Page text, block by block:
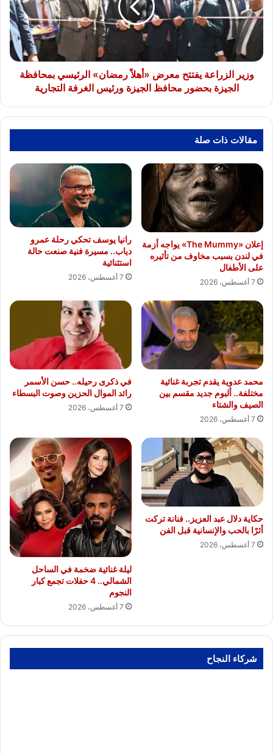
«أهلاً
رمضان»
الرئيسي
بمحافظة
الجيزة
بحضور
التجارية
وزير الزراعة يفتتح معرض «أهلاً رمضان» الرئيسي بمحافظة
الجيزة بحضور محافظ الجيزة ورئيس الغرفة التجارية
مقالات ذات صلة
إعلان «The Mummy» يواجه أزمة
في لندن بسبب مخاوف من تأثيره
على الأطفال
7 أغسطس، 2026
رانيا يوسف تحكي رحلة عمرو
دياب.. مسيرة فنية صنعت حالة
استثنائية
7 أغسطس، 2026
محمد عدوية يقدم تجربة غنائية
مختلفة.. ألبوم جديد مقسم بين
الصيف والشتاء
7 أغسطس، 2026
في ذكرى رحيله.. حسن الأسمر
رائد الموال الحزين وصوت البسطاء
7 أغسطس، 2026
حكاية دلال عبد العزيز.. فنانة تركت
أثرًا بالحب والإنسانية قبل الفن
7 أغسطس، 2026
ليلة غنائية ضخمة في الساحل
الشمالي.. 4 حفلات تجمع كبار
النجوم
7 أغسطس، 2026
شركاء النجاح